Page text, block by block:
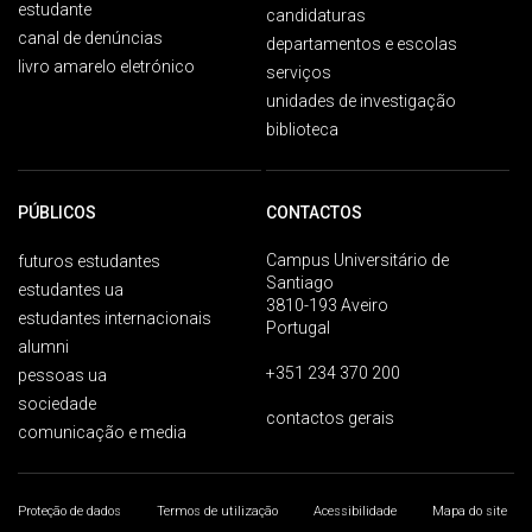
estudante
canal de denúncias
livro amarelo eletrónico
candidaturas
departamentos e escolas
serviços
unidades de investigação
biblioteca
PÚBLICOS
futuros estudantes
estudantes ua
estudantes internacionais
alumni
pessoas ua
sociedade
comunicação e media
CONTACTOS
Campus Universitário de
Santiago
3810-193 Aveiro
Portugal
+351 234 370 200
contactos gerais
Proteção de dados Termos de utilização Acessibilidade Mapa do site